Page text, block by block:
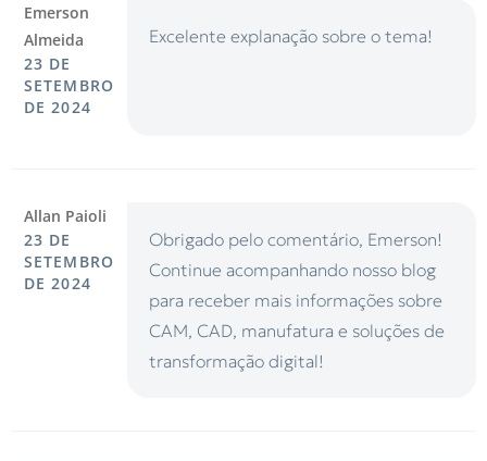
Emerson
Almeida
23 DE
SETEMBRO
DE 2024
Excelente explanação sobre o tema!
Allan Paioli
23 DE
SETEMBRO
DE 2024
Obrigado pelo comentário, Emerson!
Continue acompanhando nosso blog
para receber mais informações sobre
CAM, CAD, manufatura e soluções de
transformação digital!